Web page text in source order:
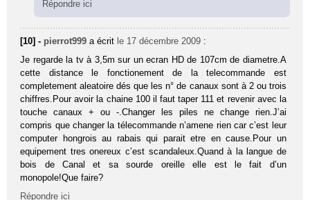
Répondre ici
[10] - pierrot999 a écrit le 17 décembre 2009 :
Je regarde la tv à 3,5m sur un ecran HD de 107cm de diametre.A
cette distance le fonctionement de la telecommande est
completement aleatoire dés que les n° de canaux sont à 2 ou trois
chiffres.Pour avoir la chaine 100 il faut taper 111 et revenir avec la
touche canaux + ou -.Changer les piles ne change rien.J’ai
compris que changer la télecommande n’amene rien car c’est leur
computer hongrois au rabais qui parait etre en cause.Pour un
equipement tres onereux c’est scandaleux.Quand à la langue de
bois de Canal et sa sourde oreille elle est le fait d’un
monopole!Que faire?
Répondre ici